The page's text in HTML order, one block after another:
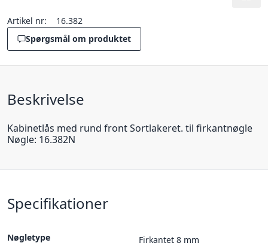
Artikel nr:
16.382
Spørgsmål om produktet
Beskrivelse
Kabinetlås med rund front Sortlakeret. til firkantnøgle
Nøgle: 16.382N
Specifikationer
Nøgletype
Firkantet 8 mm